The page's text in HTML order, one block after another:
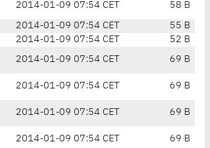
2014-01-09 07:54 CET 58 B
2014-01-09 07:54 CET
55 B
2014-01-09 07:54 CET
52 B
2014-01-09 07:54 CET 69 B
2014-01-09 07:54 CET 69 B
2014-01-09 07:54 CET 69 B
2014-01-09 07:54 CET 69 B